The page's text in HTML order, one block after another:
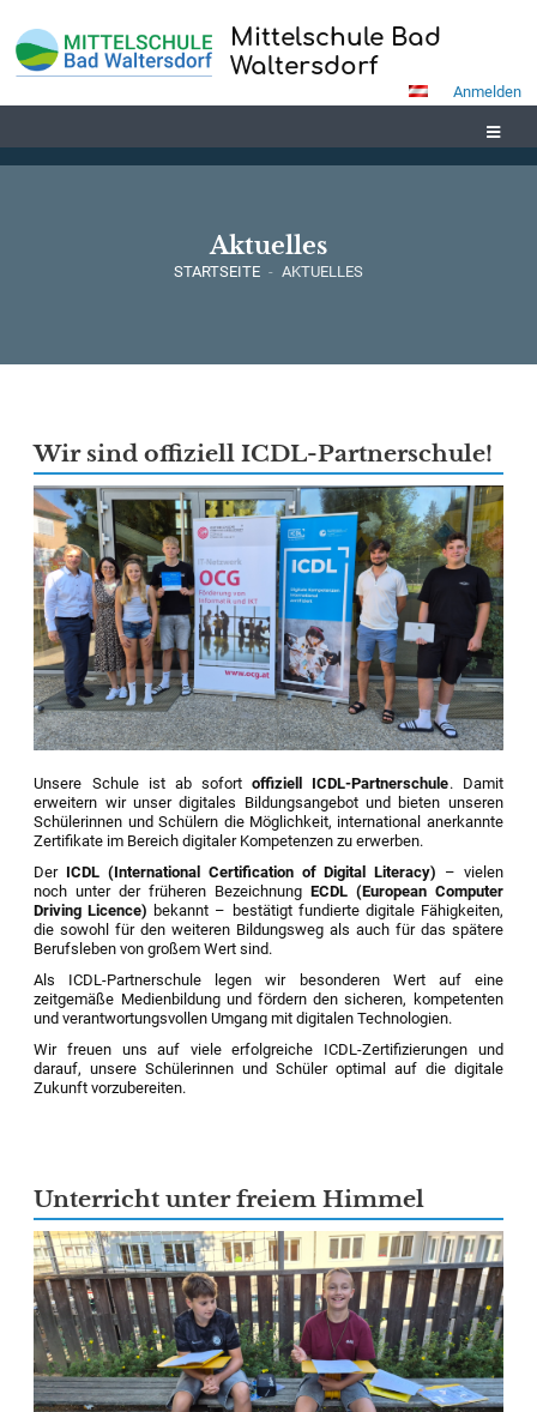
Mittelschule Bad
Waltersdorf
Anmelden
Aktuelles
STARTSEITE - AKTUELLES
Wir sind offiziell ICDL-Partnerschule!
Unsere Schule ist ab sofortoffiziell ICDL-Partnerschule. Damit
erweitern wir unser digitales Bildungsangebot und bieten unseren
Schülerinnen und Schülern die Möglichkeit, international anerkannte
Zertifikate im Bereich digitaler Kompetenzen zu erwerben.
Der ICDL (International Certification of Digital Literacy) – vielen
noch unter der früheren Bezeichnung ECDL (European Computer
Driving Licence) bekannt – bestätigt fundierte digitale Fähigkeiten,
die sowohl für den weiteren Bildungsweg als auch für das spätere
Berufsleben von großem Wert sind.
Als ICDL-Partnerschule legen wir besonderen Wert auf eine
zeitgemäße Medienbildung und fördern den sicheren, kompetenten
und verantwortungsvollen Umgang mit digitalen Technologien.
Wir freuen uns auf viele erfolgreiche ICDL-Zertifizierungen und
darauf, unsere Schülerinnen und Schüler optimal auf die digitale
Zukunft vorzubereiten.
Unterricht unter freiem Himmel